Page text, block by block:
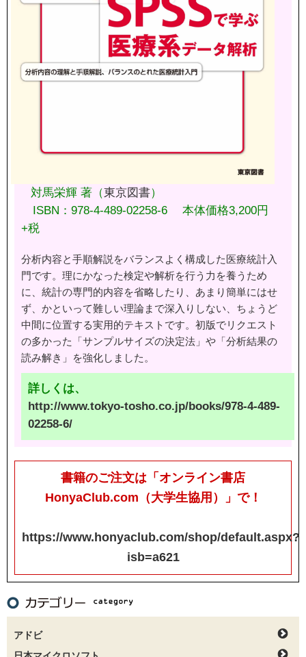
対馬栄輝 著（東京図書）
ISBN：978-4-489-02258-6 本体価格3,200円
+税
分析内容と手順解説をバランスよく構成した医療統計入
門です。理にかなった検定や解析を行う力を養うため
に、統計の専門的内容を省略したり、あまり簡単にはせ
ず、かといって難しい理論まで深入りしない、ちょうど
中間に位置する実用的テキストです。初版でリクエスト
の多かった「サンプルサイズの決定法」や「分析結果の
読み解き」を強化しました。
詳しくは、
http://www.tokyo-tosho.co.jp/books/978-4-489-
02258-6/
書籍のご注文は「オンライン書店
HonyaClub.com（大学生協用）」で！
https://www.honyaclub.com/shop/default.aspx?
isb=a621
アドビ